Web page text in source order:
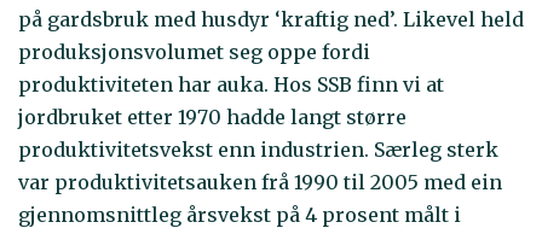
på gardsbruk med husdyr ‘kraftig ned’. Likevel held
produksjonsvolumet seg oppe fordi
produktiviteten har auka. Hos SSB finn vi at
jordbruket etter 1970 hadde langt større
produktivitetsvekst enn industrien. Særleg sterk
var produktivitetsauken frå 1990 til 2005 med ein
gjennomsnittleg årsvekst på 4 prosent målt i